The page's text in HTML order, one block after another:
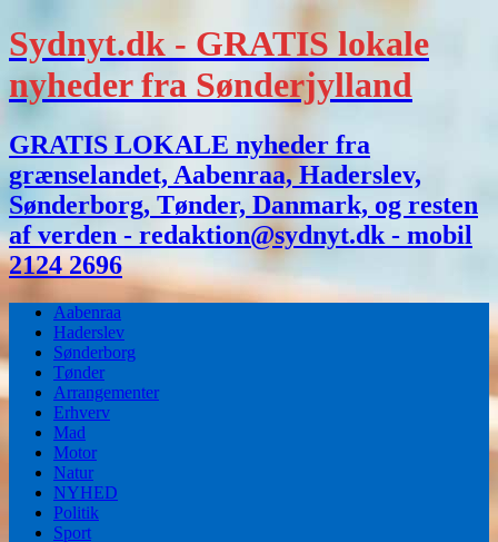
Sydnyt.dk - GRATIS lokale
nyheder fra Sønderjylland
GRATIS LOKALE nyheder fra
grænselandet, Aabenraa, Haderslev,
Sønderborg, Tønder, Danmark, og resten
af verden - redaktion@sydnyt.dk - mobil
2124 2696
Aabenraa
Haderslev
Sønderborg
Tønder
Arrangementer
Erhverv
Mad
Motor
Natur
NYHED
Politik
Sport